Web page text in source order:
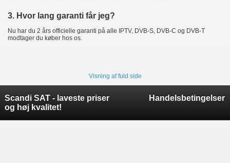
3. Hvor lang garanti får jeg?
Nu har du 2 års officielle garanti på alle IPTV, DVB-S, DVB-C og DVB-T
modtager du køber hos os.
Visning af fuld side
Scandi SAT - laveste priser
og høj kvalitet!
Handelsbetingelser